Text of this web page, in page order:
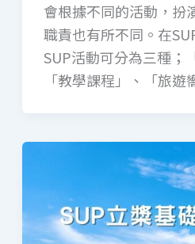
會根據不同的活動，扮
職責也有所不同。在
SUP活動可分為三種；
「教學課程」、「旅遊